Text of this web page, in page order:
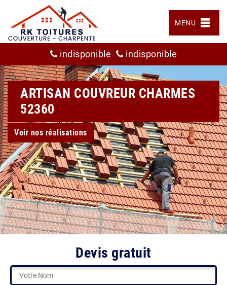
MENU
indisponible indisponible
ARTISAN COUVREUR CHARMES
52360
Voir nos réalisations
Devis gratuit